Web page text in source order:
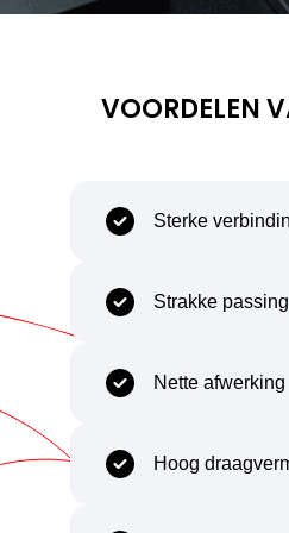
VOORDELEN
Sterke
Strakke passing
Nette afwerking
Hoog